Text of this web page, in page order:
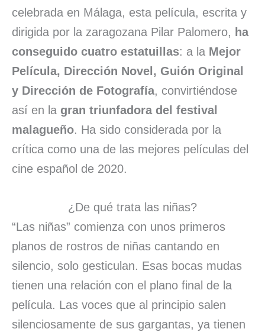
celebrada en Málaga, esta película, escrita y
dirigida por la zaragozana Pilar Palomero, ha
conseguido cuatro estatuillas: a la Mejor
Película, Dirección Novel, Guión Original
y Dirección de Fotografía, convirtiéndose
así en la gran triunfadora del festival
malagueño. Ha sido considerada por la
crítica como una de las mejores películas del
cine español de 2020.
¿De qué trata las niñas?
“Las niñas” comienza con unos primeros
planos de rostros de niñas cantando en
silencio, solo gesticulan. Esas bocas mudas
tienen una relación con el plano final de la
película. Las voces que al principio salen
silenciosamente de sus gargantas, ya tienen